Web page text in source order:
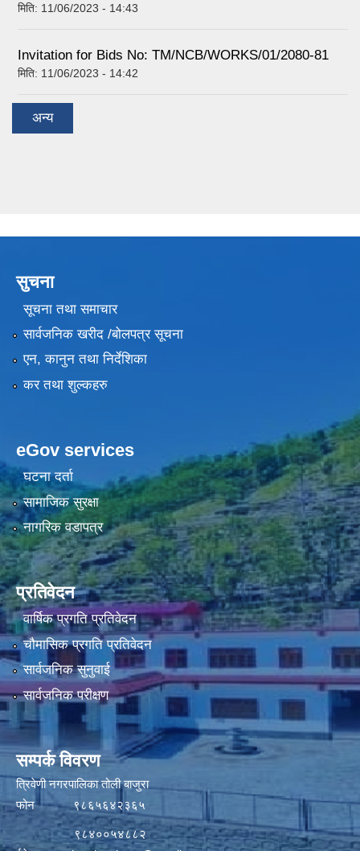
मिति: 11/06/2023 - 14:43
Invitation for Bids No: TM/NCB/WORKS/01/2080-81
मिति: 11/06/2023 - 14:42
अन्य
सुचना
सूचना तथा समाचार
सार्वजनिक खरीद /बोलपत्र सूचना
एन, कानुन तथा निर्देशिका
कर तथा शुल्कहरु
eGov services
घटना दर्ता
सामाजिक सुरक्षा
नागरिक वडापत्र
प्रतिवेदन
वार्षिक प्रगति प्रतिवेदन
चौमासिक प्रगति प्रतिवेदन
सार्वजनिक सुनुवाई
सार्वजनिक परीक्षण
सम्पर्क विवरण
त्रिवेणी नगरपालिका तोली बाजुरा
फोन ९८६५६४२३६५
९८४००५४८८२